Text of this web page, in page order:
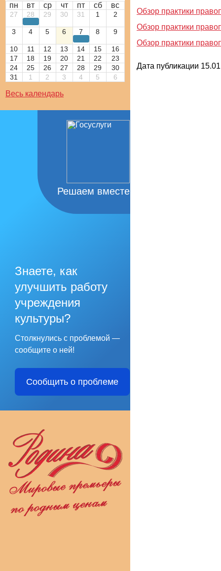
пн вт ср чт пт сб вс
27 28 29 30 31 1 2
3 4 5 6 7 8 9
10 11 12 13 14 15
16
17
18 19 20 21 22
23
24
25 26 27 28 29
30
31
1 2 3 4 5 6
Весь календарь
Решаем вместе
Знаете, как
улучшить работу
учреждения
культуры?
Столкнулись с проблемой —
сообщите о ней!
Сообщить о проблеме
Обзор практики
Обзор практики
Обзор практики
Дата публикации